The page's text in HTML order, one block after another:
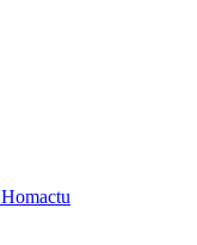
Homactu